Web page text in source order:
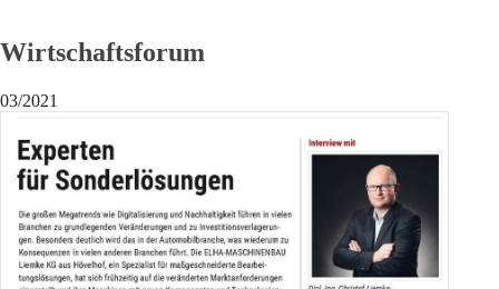
Wirtschaftsforum
03/2021